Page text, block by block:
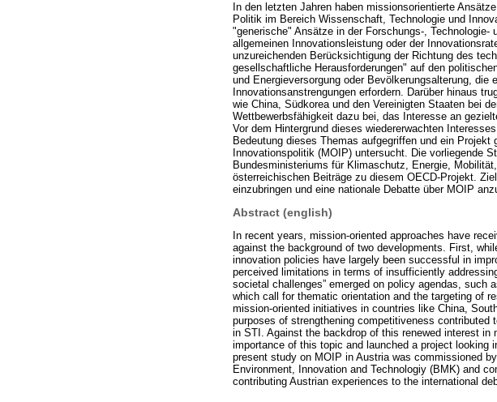
In den letzten Jahren haben missionsorientierte
Politik im Bereich Wissenschaft, Technologie und
"generische" Ansätze in der Forschungs-,
allgemeinen Innovationsleistung oder der
unzureichenden Berücksichtigung der Richtung des
gesellschaftliche Herausforderungen" auf den
und Energieversorgung oder Bevölkerungsalterung,
Innovationsanstrengungen erfordern. Darüber hinaus
wie China, Südkorea und den Vereinigten Staaten bei
Wettbewerbsfähigkeit dazu bei, das Interesse an
Vor dem Hintergrund dieses wiedererwachten
Bedeutung dieses Themas aufgegriffen und ein
Innovationspolitik (MOIP) untersucht. Die vorliegende
Bundesministeriums für Klimaschutz, Energie,
österreichischen Beiträge zu diesem OECD-Projekt.
einzubringen und eine nationale Debatte über MOIP
Abstract (english)
In recent years, mission-oriented approaches have
against the background of two developments. First,
innovation policies have largely been successful in
perceived limitations in terms of insufficiently
societal challenges” emerged on policy agendas, such
which call for thematic orientation and the targeting of
mission-oriented initiatives in countries like China,
purposes of strengthening competitiveness
in STI. Against the backdrop of this renewed interest
importance of this topic and launched a project
present study on MOIP in Austria was commissioned
Environment, Innovation and Technologiy (BMK) and
contributing Austrian experiences to the international